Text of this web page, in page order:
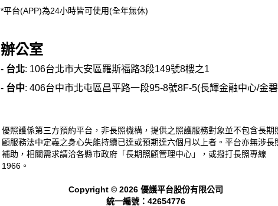
*平台(APP)為24小時皆可使用(全年無休)
辦公室
- 台北: 106台北市大安區羅斯福路3段149號8樓之1
- 台中: 406台中市北屯區昌平路一段95-8號8F-5(長輝金融中心/金
優照護係第三方預約平台，非長照機構，提供之照護服務對象並不包含長期
顧服務法中定義之身心失能持續已達或預期達六個月以上者。平台亦無涉長
補助，相關需求請洽各縣市政府「長期照顧管理中心」，或撥打長照專線
1966。
Copyright © 2026 優護平台股份有限公司
統一編號：42654776